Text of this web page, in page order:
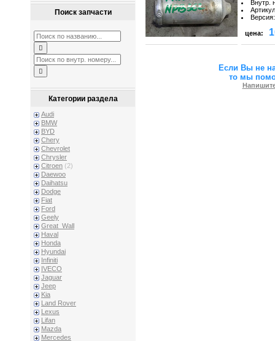
Поиск запчасти
Категории раздела
Audi
BMW
BYD
Chery
Chevrolet
Chrysler
Citroen (2)
Daewoo
Daihatsu
Dodge
Fiat
Ford
Geely
Great_Wall
Haval
Honda
Hyundai
Infiniti
IVECO
Jaguar
Jeep
Kia
Land Rover
Lexus
Lifan
Mazda
Mercedes
Внутр.
Артикул
Версия:
цена:
Если Вы не
то мы